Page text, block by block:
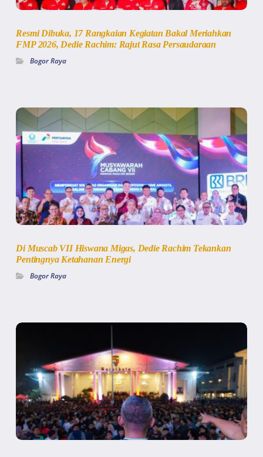
Resmi Dibuka, 17 Rangkaian Kegiatan Bakal Meriahkan
FMP 2026, Dedie Rachim: Rajut Rasa Persaudaraan
Bogor Raya
Di Muscab VII Hiswana Migas, Dedie Rachim Tekankan
Pentingnya Ketahanan Energi
Bogor Raya